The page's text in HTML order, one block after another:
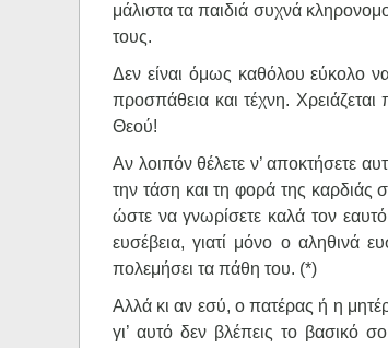
μάλιστα τα παιδιά συχνά
τους.
Δεν είναι όμως καθόλου εύκολο να
προσπάθεια και τέχνη.
Θεού!
Αν λοιπόν θέλετε ν’ αποκτήσετε
την τάση και τη φορά της καρδιάς
ώστε να γνωρίσετε καλά τον
ευσέβεια, γιατί μόνο ο αληθινά
πολεμήσει τα πάθη του. (*)
Αλλά κι αν εσύ, ο πατέρας ή η
γι’ αυτό δεν βλέπεις το βασικό